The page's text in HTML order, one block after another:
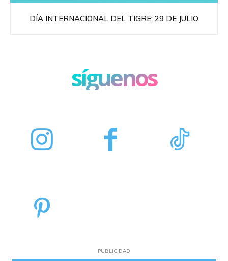
DÍA INTERNACIONAL DEL TIGRE: 29 DE JULIO
síguenos
PUBLICIDAD